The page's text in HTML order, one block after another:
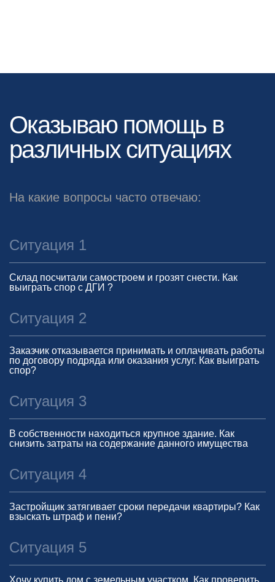
Оказываю помощь в
различных ситуациях
На какие вопросы часто отвечаю:
Ситуация 1
Склад посчитали самостроем и грозят снести. Как
выиграть спор с ДГИ ?
Ситуация 2
Заказчик отказывается принимать и оплачивать работы
по договору подряда или оказания услуг. Как выиграть
спор?
Ситуация 3
В собственности находиться крупное здание. Как
снизить затраты на содержание данного имущества
Ситуация 4
Застройщик затягивает сроки передачи квартиры? Как
взыскать штраф и пени?
Ситуация 5
Хочу купить дом с земельным участком. Как проверить